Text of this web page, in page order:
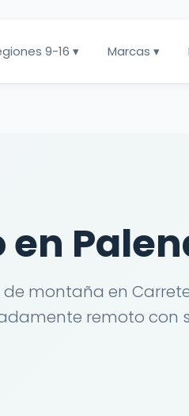
9-16 ▾ Marcas ▾
montaña en
remoto con